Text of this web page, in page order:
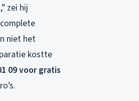
zei hij
niet het
kostte
09 voor gratis